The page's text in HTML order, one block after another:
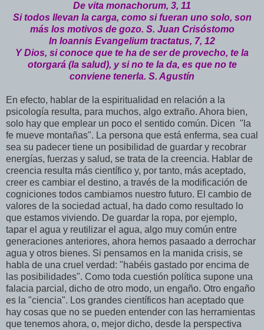
De vita monachorum, 3, 11
Si todos llevan la carga, como si fueran uno solo, son
más los motivos de gozo. S. Juan Crisóstomo
In Ioannis Evangelium tractatus, 7, 12
Y Dios, si conoce que te ha de ser de provecho, te la
otorgará (la salud), y si no te la da, es que no te
conviene tenerla. S. Agustín
En efecto, hablar de la espiritualidad en relación a la
psicología resulta, para muchos, algo extraño. Ahora bien,
solo hay que emplear un poco el sentido común. Dicen "la
fe mueve montañas". La persona que está enferma, sea cual
sea su padecer tiene un posibilidad de guardar y recobrar
energías, fuerzas y salud, se trata de la creencia. Hablar de
creencia resulta más científico y, por tanto, más aceptado,
creer es cambiar el destino, a través de la modificación de
cogniciones todos cambiamos nuestro futuro. El cambio de
valores de la sociedad actual, ha dado como resultado lo
que estamos viviendo. De guardar la ropa, por ejemplo,
tapar el agua y reutilizar el agua, algo muy común entre
generaciones anteriores, ahora hemos pasaado a derrochar
agua y otros bienes. Si pensamos en la manida crisis, se
habla de una cruel verdad: "habéis gastado por encima de
las posibilidades". Como toda cuestión política supone una
falacia parcial, dicho de otro modo, un engaño. Otro engaño
es la "ciencia". Los grandes científicos han aceptado que
hay cosas que no se pueden entender con las herramientas
que tenemos ahora, o, mejor dicho, desde la perspectiva